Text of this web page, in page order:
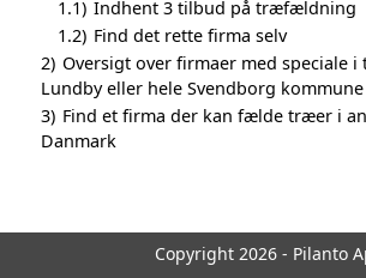
1.1) Indhent 3 tilbud på træfældning
1.2) Find det rette firma selv
2) Oversigt over firmaer med speciale
Lundby eller hele Svendborg kommune
3) Find et firma der kan fælde træer i
Danmark
Copyright 2026 - Pilanto